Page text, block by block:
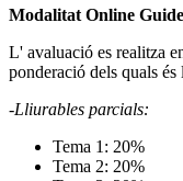
Modalitat Online
L' avaluació es realitza
ponderació dels quals és
-Lliurables parcials:
Tema 1: 20%
Tema 2: 20%